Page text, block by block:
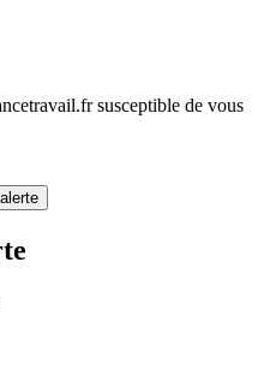
susceptible de vous